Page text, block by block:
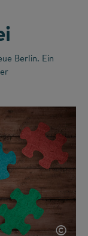
Berlin. Ein
©